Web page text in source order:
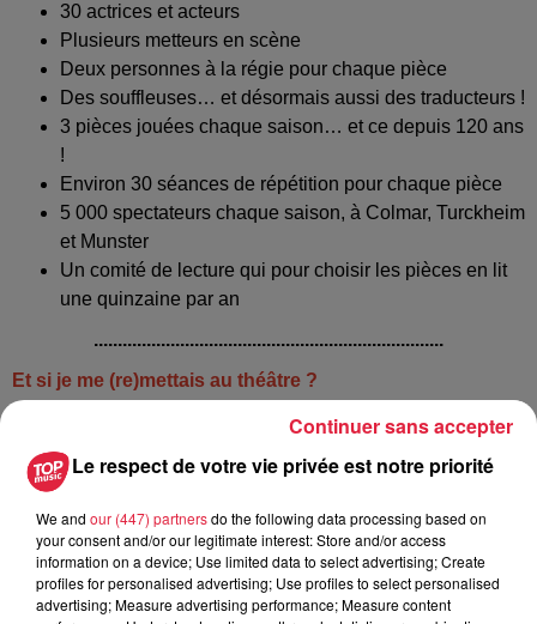
30 actrices et acteurs
Plusieurs metteurs en scène
Deux personnes à la régie pour chaque pièce
Des souffleuses… et désormais aussi des traducteurs !
3 pièces jouées chaque saison… et ce depuis 120 ans
!
Environ 30 séances de répétition pour chaque pièce
5 000 spectateurs chaque saison, à Colmar, Turckheim
et Munster
Un comité de lecture qui pour choisir les pièces en lit
une quinzaine par an
.........................................................................
Et si je me (re)mettais au théâtre ?
Toutes les troupes de théâtre alsacien recherchent des
bénévoles, pour les parties techniques mais surtout pour
être comédien. Le TAC espère séduire de nouveaux acteurs
www.theatre-alsacien-colmar.asso.fr.
.........................................................................
Prochaines représentations de la pièce TOC TOC
Le respect de votre vie privée est notre priorité
We and our (447) partnersdo the following data processing based on
your consent and/or our legitimate interest: Store and/or access
information on a device; Use limited data to select advertising; Create
profiles for personalised advertising; Use profiles to select personalised
advertising; Measure advertising performance; Measure content
Continuer sans accepter